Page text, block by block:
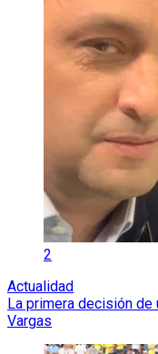
2
Actualidad
La primera decisión
Vargas